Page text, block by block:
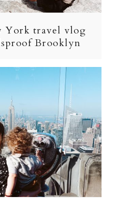
York travel vlog
Brooklyn